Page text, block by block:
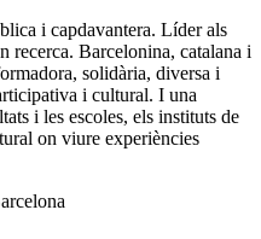
i capdavantera. Líder als
recerca. Barcelonina, catalana i
solidària, diversa i
i cultural. I una
i les escoles, els instituts de
on viure experiències